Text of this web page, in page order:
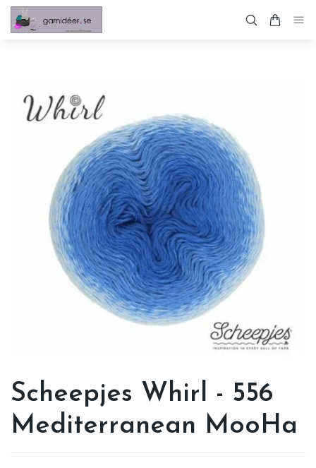
Scheepjes Whirl - 556
Mediterranean MooHa